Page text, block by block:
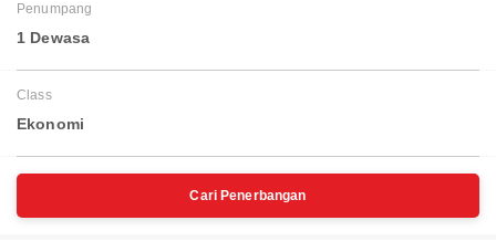
Penumpang
1 Dewasa
Class
Ekonomi
Cari Penerbangan